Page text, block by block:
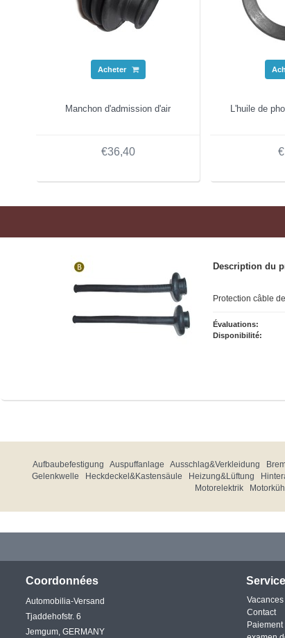
Acheter
Manchon d'admission d'air
€36,40
L'huile de
Description du
Protection câble
Évaluations:
Disponibilité:
Aufbaubefestigung Auspuffanlage Ausschlag&Verkleidung
Gelenkwelle
Heckdeckel&Kastensäule Heizung&Lüftung
Motorelektrik
Coordonnées
Automobilia-Versand
Tjaddehofstr. 6
Jemgum, GERMANY
Contact
Paiement